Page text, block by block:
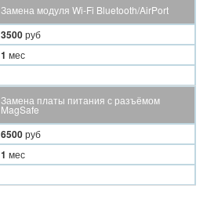
Замена модуля Wi-Fi Bluetooth/AirPort
3500руб
1 мес
Замена платы питания с разъёмом
MagSafe
6500руб
1 мес